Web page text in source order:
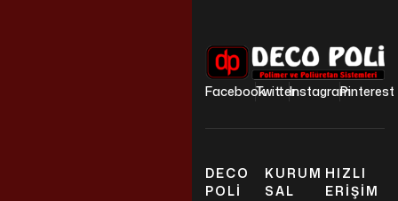
FacebookTwitterInstagramPinterest
DECO
POLI
KURUM
SAL
HIZLI
ERIŞIM